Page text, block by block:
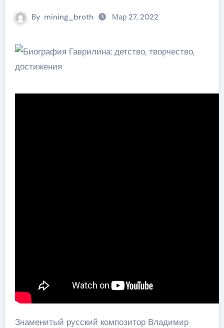
By mining_broth Мар 27, 2022
Знаменитый русский композитор Владимир